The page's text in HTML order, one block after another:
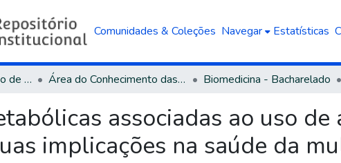
Comunidades & Coleções Navegar Estatísticas
Trabalhos de Conclusão de Curso Área do Conhecimento das Ciências da Saúde Biomedicina - Bacharelado
associadas ao uso de
implicações na saúde da